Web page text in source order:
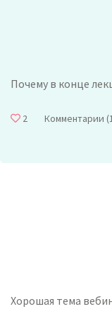
Почему в конце
2 Комментарии
Хорошая тема